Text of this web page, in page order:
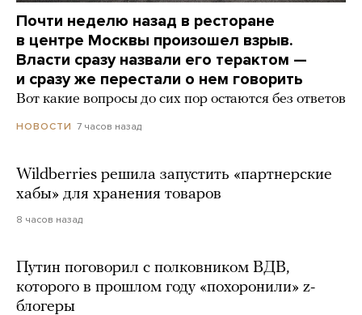
Почти неделю назад в ресторане
в центре Москвы произошел взрыв.
Власти сразу назвали его терактом —
и сразу же перестали о нем говорить
Вот какие вопросы до сих пор остаются без ответов
НОВОСТИ 7 часов назад
Wildberries решила запустить «партнерские
хабы» для хранения товаров
8 часов назад
Путин поговорил с полковником ВДВ,
которого в прошлом году «похоронили» z-
блогеры